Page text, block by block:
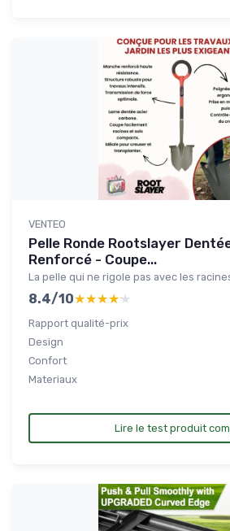
VENTEO
Pelle Ronde Rootslayer
Renforcé - Coupe...
La pelle qui ne rigole pas avec les
8.4/10★★★★★
★★★★★
Rapport qualité-prix
Design
Confort
Materiaux
Lire le test produit